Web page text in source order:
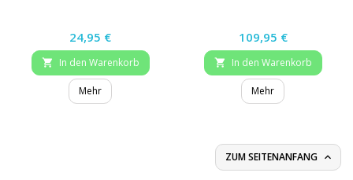
Preis
24,95 €
 In den Warenkorb
Mehr
Preis
109,95 €
 In den Warenkorb
Mehr
ZUM SEITENANFANG 